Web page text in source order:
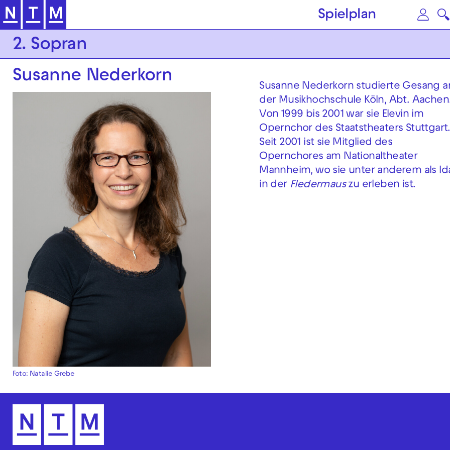
Zur Hauptnavigation springen Zum Hauptinhalt springen
Spielplan
2. Sopran
Susanne Nederkorn
Foto: Natalie Grebe
Susanne Nederkorn studierte Gesang
der Musikhochschule Köln, Abt.
Von 1999 bis 2001 war sie Elevin im
Opernchor des Staatstheaters Stuttgart.
Seit 2001 ist sie Mitglied des
Opernchores am Nationaltheater
Mannheim, wo sie unter anderem als
in der Fledermauszu erleben ist.